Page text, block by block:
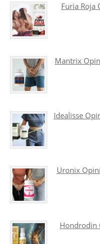
Furia Roja
Mantrix
Idealisse
Uronix
Hondrodin